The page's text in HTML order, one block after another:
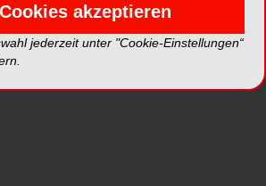
visuelle Art, um optimale
zu erzielen.
akzeptieren
jederzeit unter "Cookie-Einstellungen“